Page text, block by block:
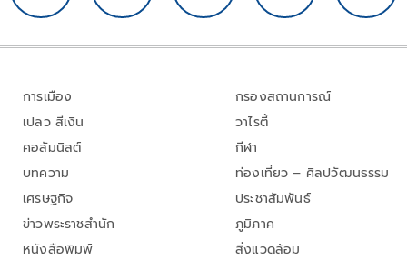
การเมือง
เปลว สีเงิน
คอลัมนิสต์
บทความ
เศรษฐกิจ
ข่าวพระราชสำนัก
หนังสือพิมพ์
กรองสถานการณ์
วาไรตี้
กีฬา
ท่องเที่ยว – ศิลปวัฒนธรรม
ประชาสัมพันธ์
ภูมิภาค
สิ่งแวดล้อม